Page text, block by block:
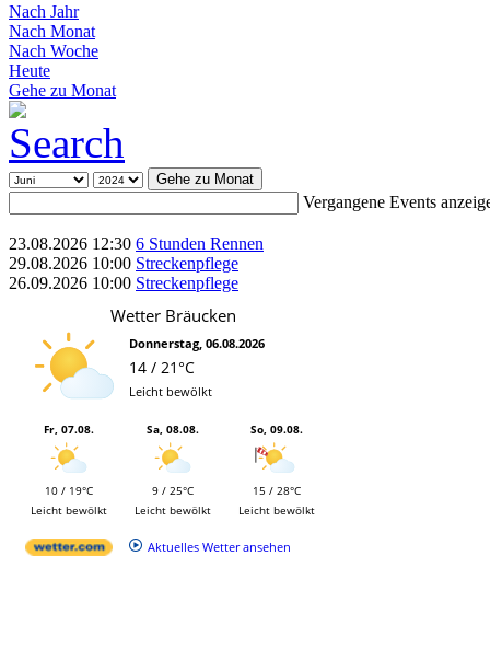
Nach Jahr
Nach Monat
Nach Woche
Heute
Gehe zu Monat
Gehe zu Monat
Vergangene Events
23.08.2026 12:30 6 Stunden Rennen
29.08.2026 10:00 Streckenpflege
26.09.2026 10:00 Streckenpflege
Wetter Bräucken
Donnerstag, 06.08.2026
14 / 21°C
Leicht bewölkt
Fr, 07.08.
10 / 19°C
Leicht bewölkt
Sa, 08.08.
9 / 25°C
Leicht bewölkt
So, 09.08.
15 / 28°C
Leicht bewölkt
Aktuelles Wetter ansehen